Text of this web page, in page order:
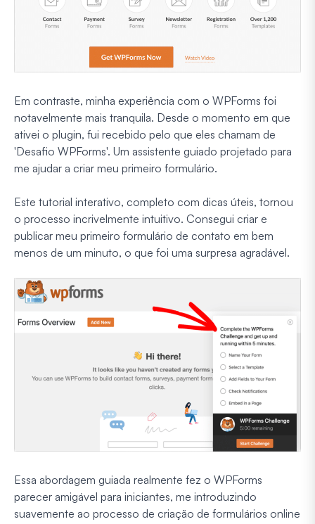
Em contraste, minha experiência com o WPForms foi
notavelmente mais tranquila. Desde o momento em que
ativei o plugin, fui recebido pelo que eles chamam de
'Desafio WPForms'. Um assistente guiado projetado para
me ajudar a criar meu primeiro formulário.
Este tutorial interativo, completo com dicas úteis, tornou
o processo incrivelmente intuitivo. Consegui criar e
publicar meu primeiro formulário de contato em bem
menos de um minuto, o que foi uma surpresa agradável.
Essa abordagem guiada realmente fez o WPForms
parecer amigável para iniciantes, me introduzindo
suavemente ao processo de criação de formulários online